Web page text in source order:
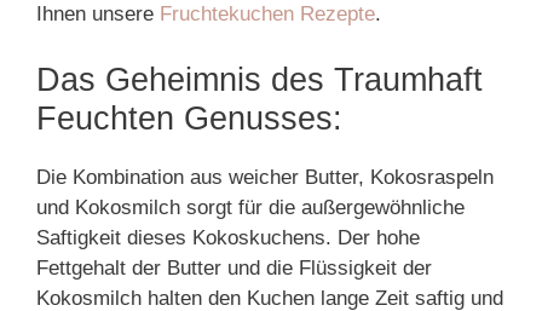
Ihnen unsere Fruchtekuchen Rezepte.
Das Geheimnis des Traumhaft
Feuchten Genusses:
Die Kombination aus weicher Butter, Kokosraspeln
und Kokosmilch sorgt für die außergewöhnliche
Saftigkeit dieses Kokoskuchens. Der hohe
Fettgehalt der Butter und die Flüssigkeit der
Kokosmilch halten den Kuchen lange Zeit saftig und